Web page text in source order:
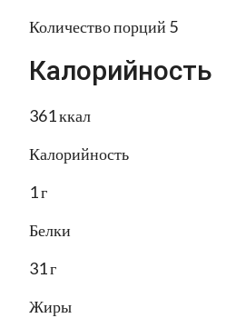
Количество порций 5
Калорийность
361 ккал
Калорийность
1 г
Белки
31 г
Жиры